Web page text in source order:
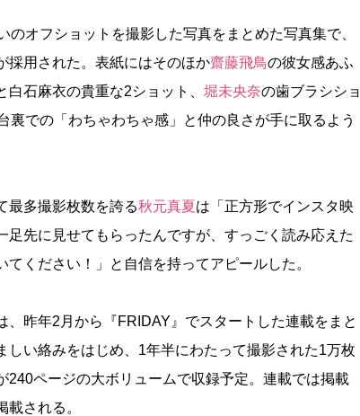
オフショットを撮影した写真をまとめた写真集で、
採用された。表紙にはそのほか齋藤飛鳥の彼女感あふ
白石麻衣の貴重な2ショット、 堀未央奈の歯ブラシショ
裏での「わちゃわちゃ感」と仲の良さが手に取るよう
多撮影枚数を誇る秋元真夏は「正方形でインスタ映
足先に見せてもらったんですが、すっごく読み応えた
ください！」と自信を持ってアピールした。
昨年2月から『FRIDAY』でスタートした連載をまと
しい絡みをはじめ、1年半にわたって撮影された1万枚
240ページの大ボリュームで収録予定。連載では掲載
される。